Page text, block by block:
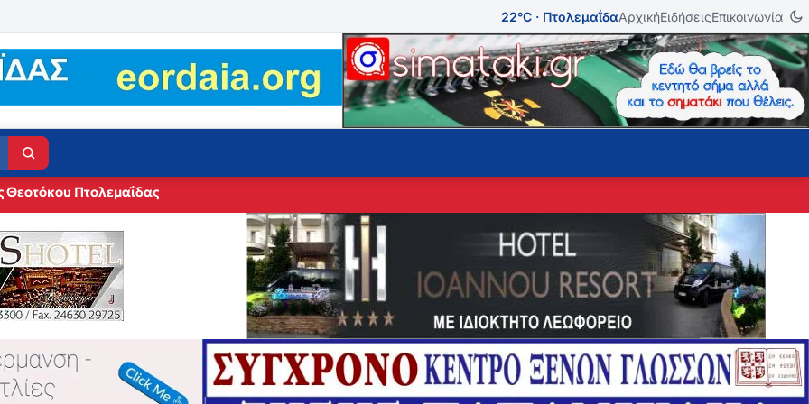
22°C · ΠτολεμαΐδαΑρχικήΕιδήσειςΕπικοινωνία
Θεοτόκου Πτολεμαΐδας